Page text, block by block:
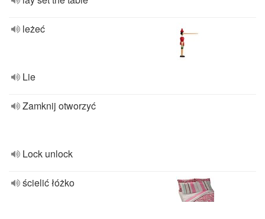
leżeć
Lie
Zamknij otworzyć
Lock unlock
ścielić łóżko